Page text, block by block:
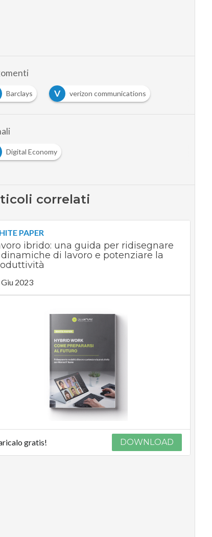
Barclays V verizon communications
Digital Economy
correlati
PAPER
ibrido: una guida per ridisegnare
dinamiche di lavoro e potenziare la
2023
gratis! DOWNLOAD